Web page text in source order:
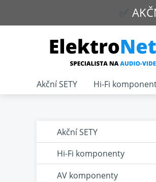
✅
Akční SETY
Hi-Fi komponenty
AV komponenty
Akční SETY Hi-Fi